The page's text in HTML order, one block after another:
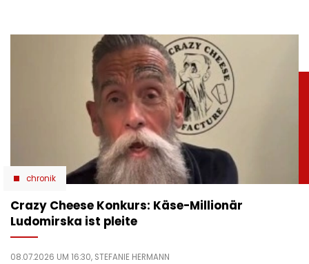
chronik
Crazy Cheese Konkurs: Käse-Millionär
Ludomirska ist pleite
08.07.2026 UM 16:30, STEFANIE HERMANN